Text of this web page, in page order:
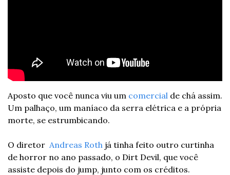
Aposto que você nunca viu um comercial de chá assim.
Um palhaço, um maníaco da serra elétrica e a própria
morte, se estrumbicando.
O diretor Andreas Roth já tinha feito outro curtinha
de horror no ano passado, o Dirt Devil, que você
assiste depois do jump, junto com os créditos.